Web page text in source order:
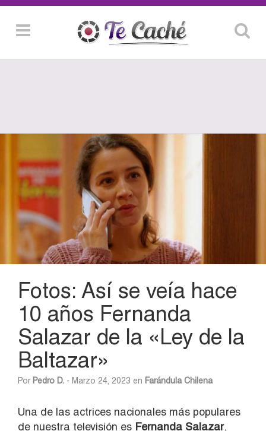
Fotos: Así se veía hace
10 años Fernanda
Salazar de la «Ley de la
Baltazar»
Por Pedro D. - Marzo 24, 2023 en Farándula Chilena
Una de las actrices nacionales más populares
de nuestra televisión es Fernanda Salazar,